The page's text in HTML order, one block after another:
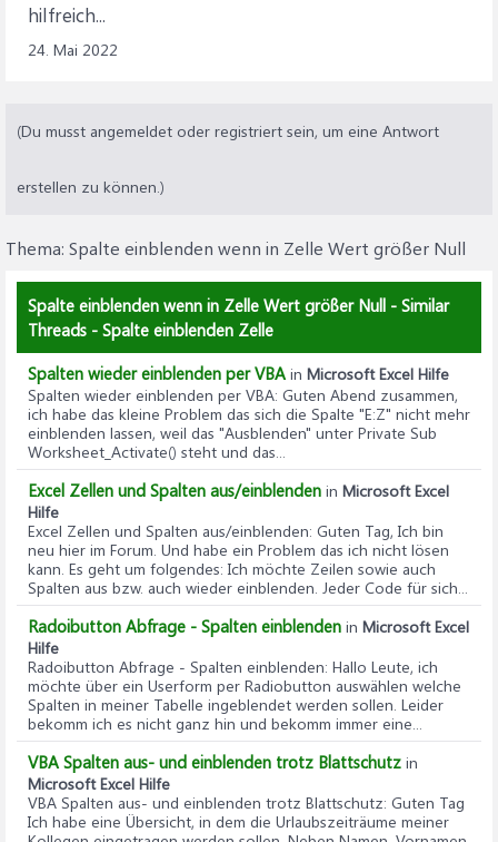
hilfreich...
24. Mai 2022
(Du musst angemeldet oder registriert sein, um eine Antwort
erstellen zu können.)
Thema: Spalte einblenden wenn in Zelle Wert größer Null
Spalte einblenden wenn in Zelle Wert größer Null - Similar
Threads - Spalte einblenden Zelle
Spalten wieder einblenden per VBA in Microsoft Excel Hilfe
Spalten wieder einblenden per VBA: Guten Abend zusammen,
ich habe das kleine Problem das sich die Spalte "E:Z" nicht mehr
einblenden lassen, weil das "Ausblenden" unter Private Sub
Worksheet_Activate() steht und das...
Excel Zellen und Spalten aus/einblenden in Microsoft Excel
Hilfe
Excel Zellen und Spalten aus/einblenden: Guten Tag, Ich bin
neu hier im Forum. Und habe ein Problem das ich nicht lösen
kann. Es geht um folgendes: Ich möchte Zeilen sowie auch
Spalten aus bzw. auch wieder einblenden. Jeder Code für sich...
Radoibutton Abfrage - Spalten einblenden in Microsoft Excel
Hilfe
Radoibutton Abfrage - Spalten einblenden: Hallo Leute, ich
möchte über ein Userform per Radiobutton auswählen welche
Spalten in meiner Tabelle ingeblendet werden sollen. Leider
bekomm ich es nicht ganz hin und bekomm immer eine...
VBA Spalten aus- und einblenden trotz Blattschutz in
Microsoft Excel Hilfe
VBA Spalten aus- und einblenden trotz Blattschutz: Guten Tag
Ich habe eine Übersicht, in dem die Urlaubszeiträume meiner